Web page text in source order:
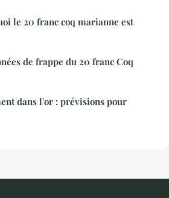
le 20 franc coq marianne est
de frappe du 20 franc Coq
dans l'or : prévisions pour